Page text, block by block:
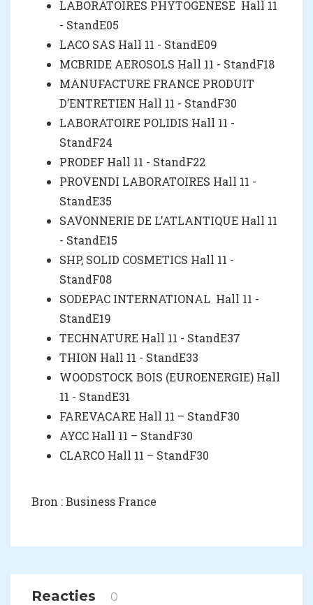
LABORATOIRES PHYTOGENESE Hall 11
- StandE05
LACO SAS Hall 11 - StandE09
MCBRIDE AEROSOLS Hall 11 - StandF18
MANUFACTURE FRANCE PRODUIT
D’ENTRETIEN Hall 11 - StandF30
LABORATOIRE POLIDIS Hall 11 -
StandF24
PRODEF Hall 11 - StandF22
PROVENDI LABORATOIRES Hall 11 -
StandE35
SAVONNERIE DE L’ATLANTIQUE Hall 11
- StandE15
SHP, SOLID COSMETICS Hall 11 -
StandF08
SODEPAC INTERNATIONAL Hall 11 -
StandE19
TECHNATURE Hall 11 - StandE37
THION Hall 11 - StandE33
WOODSTOCK BOIS (EUROENERGIE) Hall
11 - StandE31
FAREVACARE Hall 11 – StandF30
AYCC Hall 11 – StandF30
CLARCO Hall 11 – StandF30
Bron : Business France
Reacties 0